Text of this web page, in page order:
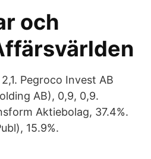
och
Pegroco Invest AB
AB), 0,9, 0,9.
Aktiebolag, 37.4%.
15.9%.